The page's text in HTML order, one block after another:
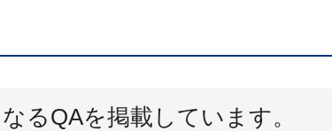
るQAを掲載しています。